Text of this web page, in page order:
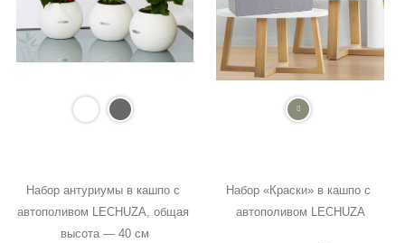
Набор антуриумы в кашпо с
автополивом LECHUZA, общая
высота — 40 см
Набор «Краски» в кашпо с
автополивом LECHUZA